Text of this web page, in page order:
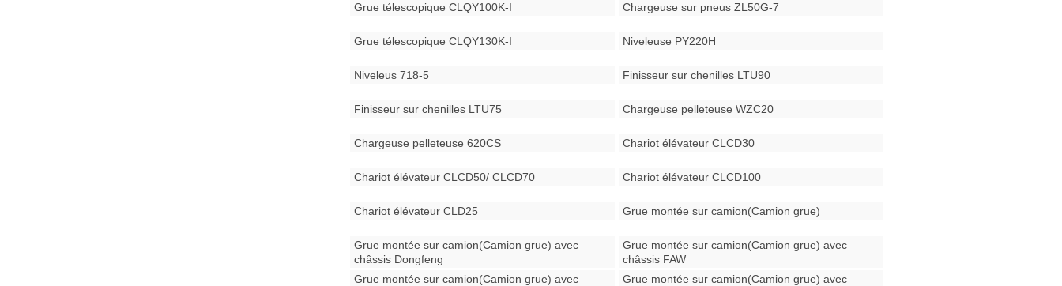
Grue télescopique CLQY100K-I Chargeuse sur pneus ZL50G-7
Grue télescopique CLQY130K-I Niveleuse PY220H
Niveleus 718-5 Finisseur sur chenilles LTU90
Finisseur sur chenilles LTU75 Chargeuse pelleteuse WZC20
Chargeuse pelleteuse 620CS Chariot élévateur CLCD30
Chariot élévateur CLCD50/ CLCD70 Chariot élévateur CLCD100
Chariot élévateur CLD25 Grue montée sur camion(Camion grue)
Grue montée sur camion(Camion grue) avec
châssis Dongfeng
Grue montée sur camion(Camion grue) avec
châssis FAW
Grue montée sur camion(Camion grue) avec
Grue montée sur camion(Camion grue) avec